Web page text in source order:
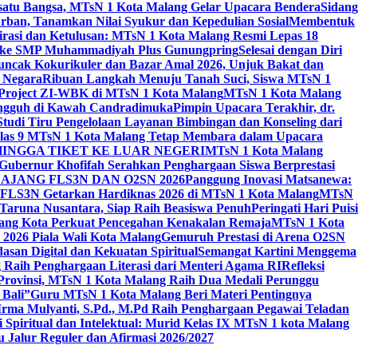
Bangsa, MTsN 1 Kota Malang Gelar Upacara BenderaSidang
Tanamkan Nilai Syukur dan Kepedulian SosialMembentuk
dan Ketulusan: MTsN 1 Kota Malang Resmi Lepas 18
SMP Muhammadiyah Plus GunungpringSelesai dengan Diri
Kokurikuler dan Bazar Amal 2026, Unjuk Bakat dan
Ribuan Langkah Menuju Tanah Suci, Siswa MTsN 1
ZI-WBK di MTsN 1 Kota MalangMTsN 1 Kota Malang
di Kawah CandradimukaPimpin Upacara Terakhir, dr.
Tiru Pengelolaan Layanan Bimbingan dan Konseling dari
9 MTsN 1 Kota Malang Tetap Membara dalam Upacara
TIKET KE LUAR NEGERIMTsN 1 Kota Malang
Khofifah Serahkan Penghargaan Siswa Berprestasi
FLS3N DAN O2SN 2026Panggung Inovasi Matsanewa:
Getarkan Hardiknas 2026 di MTsN 1 Kota MalangMTsN
Nusantara, Siap Raih Beasiswa PenuhPeringati Hari Puisi
Kota Perkuat Pencegahan Kenakalan RemajaMTsN 1 Kota
Piala Wali Kota MalangGemuruh Prestasi di Arena O2SN
Digital dan Kekuatan SpiritualSemangat Kartini Menggema
Penghargaan Literasi dari Menteri Agama RIRefleksi
MTsN 1 Kota Malang Raih Dua Medali Perunggu
Guru MTsN 1 Kota Malang Beri Materi Pentingnya
Mulyanti, S.Pd., M.Pd Raih Penghargaan Pegawai Teladan
Spiritual dan Intelektual: Murid Kelas IX MTsN 1 kota Malang
Reguler dan Afirmasi 2026/2027